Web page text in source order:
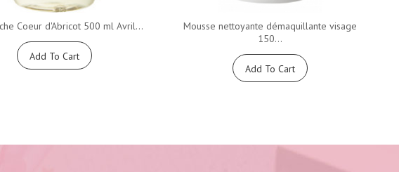
Coeur d'Abricot 500 ml Avril...
Add To Cart
Mousse nettoyante démaquillante visage
150...
Add To Cart